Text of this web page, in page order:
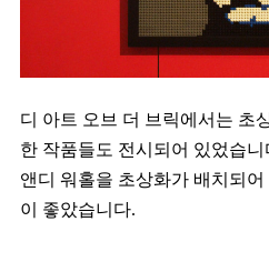
디 아트 오브 더 브릭에서는 초
한 작품들도 전시되어 있었습
앤디 워홀을 초상화가 배치되
이 좋았습니다.